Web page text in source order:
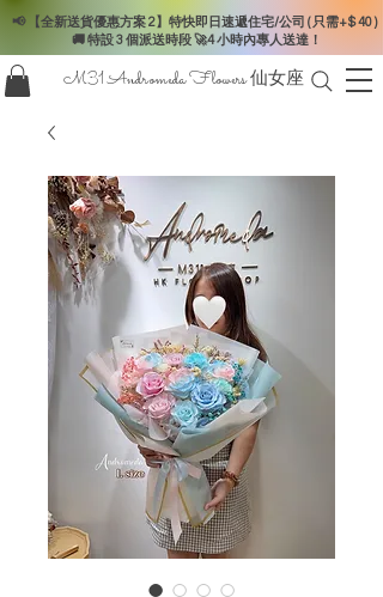
📢 【全新送貨優惠方案 2】特快即日速遞住宅/公司 ( 只需+$ 40 )
🚚 特設 3 個派送時段 🚀4 小時內專人送達！
M31 Andromeda Flowers 仙女座